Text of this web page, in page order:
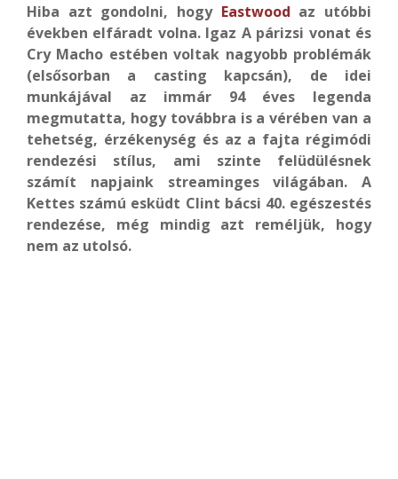
Hiba azt gondolni, hogy Eastwood az utóbbi
években elfáradt volna. Igaz A párizsi vonat és
Cry Macho estében voltak nagyobb problémák
(elsősorban a casting kapcsán), de idei
munkájával az immár 94 éves legenda
megmutatta, hogy továbbra is a vérében van a
tehetség, érzékenység és az a fajta régimódi
rendezési stílus, ami szinte felüdülésnek
számít napjaink streaminges világában. A
Kettes számú esküdt Clint bácsi 40. egészestés
rendezése, még mindig azt reméljük, hogy
nem az utolsó.